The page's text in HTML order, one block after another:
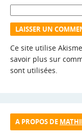
Ce site utilise
savoir plus sur
sont utilisées.
A PROPOS DE